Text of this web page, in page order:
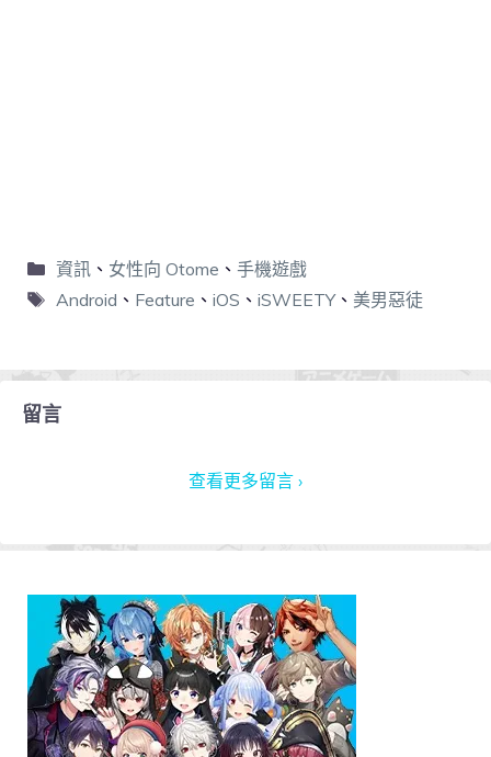
資訊、 女性向 Otome 、 手機遊戲
Android 、 Feature 、 iOS 、 iSWEETY、 美男惡徒
留言
查看更多留言 ›